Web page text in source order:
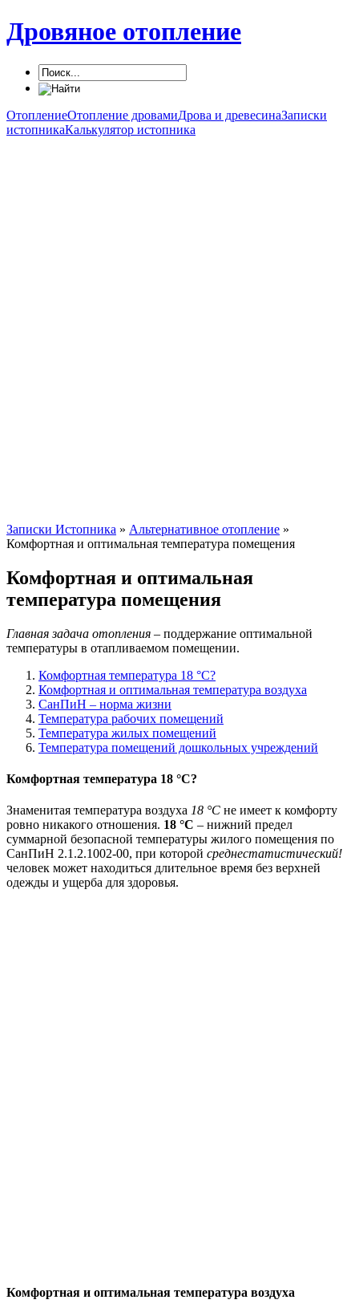
Дровяное отопление
ОтоплениеОтопление дровамиДрова и древесинаЗаписки
истопникаКалькулятор истопника
Записки Истопника » Альтернативное отопление »
Комфортная и оптимальная температура помещения
Комфортная и оптимальная
температура помещения
Главная задача отопления – поддержание оптимальной
температуры в отапливаемом помещении.
Комфортная температура 18 °С?
Комфортная и оптимальная температура воздуха
СанПиН – норма жизни
Температура рабочих помещений
Температура жилых помещений
Температура помещений дошкольных учреждений
Комфортная температура 18 °С?
Знаменитая температура воздуха 18 °С не имеет к комфорту
ровно никакого отношения. 18 °С – нижний предел
суммарной безопасной температуры жилого помещения по
СанПиН 2.1.2.1002-00, при которой среднестатистический!
человек может находиться длительное время без верхней
одежды и ущерба для здоровья.
Комфортная и оптимальная температура воздуха